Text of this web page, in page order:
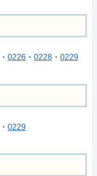
・ 0226 ・ 0228 ・ 0229
・ 0229